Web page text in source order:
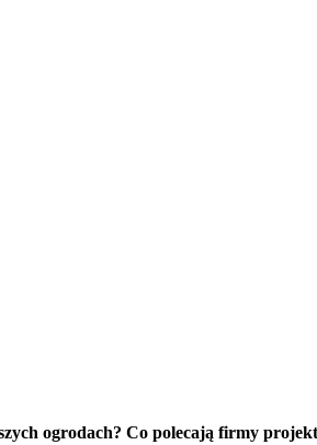
ogrodach? Co polecają firmy